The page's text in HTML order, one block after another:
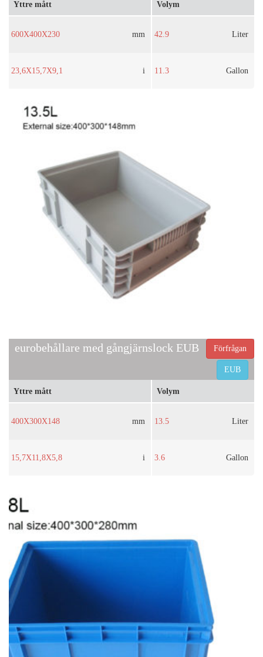
Yttre mått
600X400X230 mm
23,6X15,7X9,1 i
Volym
42.9 Liter
11.3 Gallon
eurobehållare med gångjärnslock EUB Förfrågan
EUB
Yttre mått
400X300X148 mm
15,7X11,8X5,8 i
Volym
13.5 Liter
3.6 Gallon